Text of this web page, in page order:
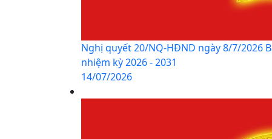
Nghị quyết 20/NQ-HĐND ngày 8/7/2026
nhiệm kỳ 2026 - 2031
14/07/2026